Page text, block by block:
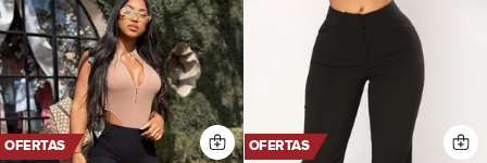
OFERTAS OFERTAS